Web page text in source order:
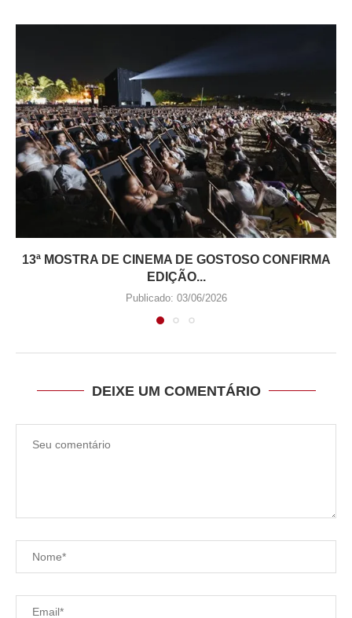
13ª MOSTRA DE CINEMA DE GOSTOSO CONFIRMA
EDIÇÃO...
Publicado: 03/06/2026
DEIXE UM COMENTÁRIO